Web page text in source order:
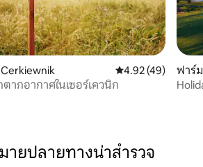
คะแนนเฉลี่ย 4.92
4.92 (49)
ากอากาศในเซอร์เควนิก
ฟาร์ม
ายปลายทางน่าสำรวจ